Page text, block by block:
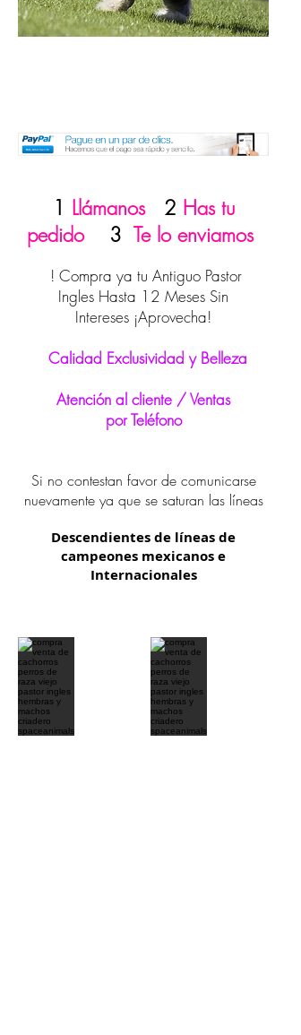
1 Llámanos 2 Has tu
pedido3 Te lo enviamos
! Compra ya tu Antiguo Pastor
Ingles Hasta 12 Meses Sin
Intereses ¡Aprovecha!
Calidad Exclusividad y Belleza
Atención al cliente / Ventas
por Teléfono
Si no contestan favor de comunicarse
nuevamente ya que se saturan las líneas
Descendientes de líneas de
campeones mexicanos e
Internacionales